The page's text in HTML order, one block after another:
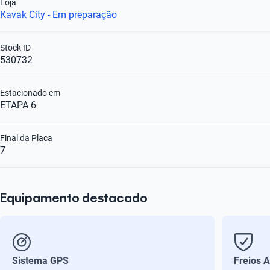
Kavak City - Em preparação
Loja
530732
Stock ID
ETAPA 6
Estacionado em
7
Final da Placa
Equipamento destacado
Sistema GPS
Freios